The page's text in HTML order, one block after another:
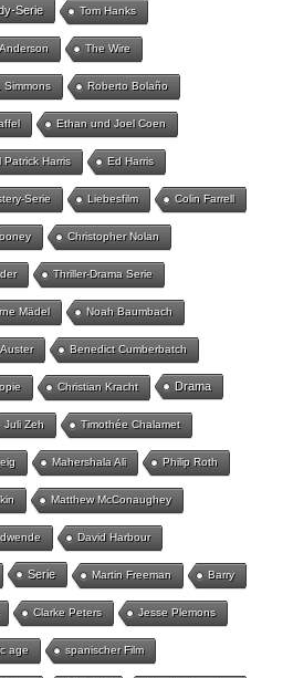
Serie Tom Hanks
The Wire
Simmons Roberto Bolaño
Ethan und Joel Coen
Patrick Harris Ed Harris
Serie Liebesfilm Colin Farrell
Christopher Nolan
Thriller-Drama Serie
Mädel Noah Baumbach
Benedict Cumberbatch
Christian Kracht Drama
Juli Zeh Timothée Chalamet
Mahershala Ali Philip Roth
Matthew McConaughey
David Harbour
Serie Martin Freeman Barry
Clarke Peters Jesse Plemons
age spanischer Film